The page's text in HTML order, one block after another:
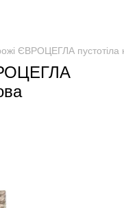
ЄВРОЦЕГЛА